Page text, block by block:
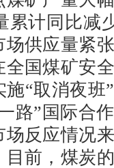
计同比减
供应量紧
国煤矿安
“取消夜班
路”国际合
反应情况
前，煤炭